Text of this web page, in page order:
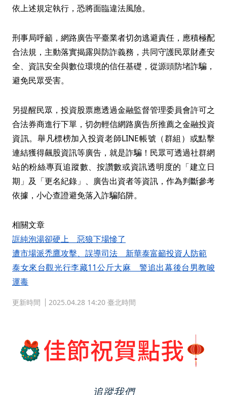
依上述規定執行，恐將面臨違法風險。
刑事局呼籲，網路廣告平臺業者切勿逃避責任，應積極配
合法規，主動落實揭露與防詐義務，共同守護民眾財產安
全、資訊安全與數位環境的信任基礎，從源頭防堵詐騙，
避免民眾受害。
另提醒民眾，投資股票應透過金融監督管理委員會許可之
合法券商進行下單，切勿輕信網路廣告所推薦之金融投資
資訊。舉凡標榜加入投資老師LINE帳號（群組）或點擊
連結獲得飆股資訊等廣告，就是詐騙！民眾可透過社群網
站的粉絲專頁追蹤數、按讚數或資訊透明度的「建立日
期」及「更名紀錄」、廣告出資者等資訊，作為判斷參考
依據，小心查證避免落入詐騙陷阱。
相關文章
誆純泡湯卻硬上 惡狼下場慘了
遭市場派禿鷹攻擊、誤導司法 新華泰富籲投資人防範
泰女來台觀光行李藏11公斤大麻 警追出幕後台男教唆
運毒
更新時間 2025.04.28 14:20 臺北時間
追蹤我們